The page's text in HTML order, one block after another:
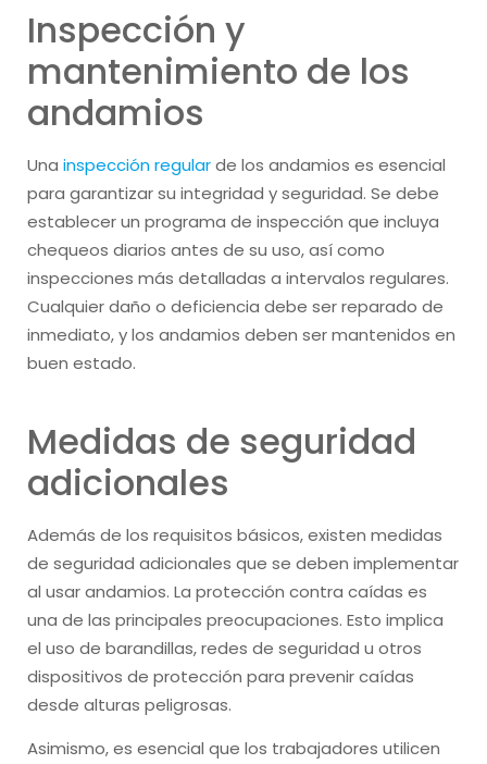
Inspección y
mantenimiento de los
andamios
Una inspección regularde los andamios es esencial
para garantizar su integridad y seguridad. Se debe
establecer un programa de inspección que incluya
chequeos diarios antes de su uso, así como
inspecciones más detalladas a intervalos regulares.
Cualquier daño o deficiencia debe ser reparado de
inmediato, y los andamios deben ser mantenidos en
buen estado.
Medidas de seguridad
adicionales
Además de los requisitos básicos, existen medidas
de seguridad adicionales que se deben implementar
al usar andamios. La protección contra caídas es
una de las principales preocupaciones. Esto implica
el uso de barandillas, redes de seguridad u otros
dispositivos de protección para prevenir caídas
desde alturas peligrosas.
Asimismo, es esencial que los trabajadores utilicen